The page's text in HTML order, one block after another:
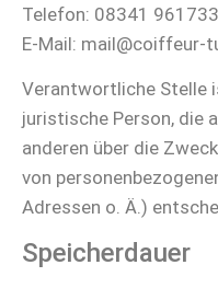
Telefon: 08341
E-Mail: mail@coiffeur-
Verantwortliche Stelle
juristische Person, die
anderen über die
von
Adressen o. Ä.)
Speicherdauer